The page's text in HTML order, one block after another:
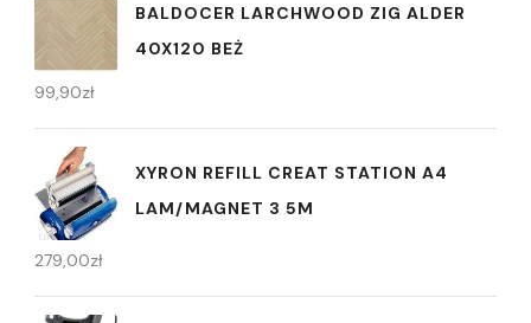
BALDOCER LARCHWOOD ZIG ALDER
40X120 BEŻ
99,90zł
XYRON REFILL CREAT STATION A4
LAM/MAGNET 3 5M
279,00zł